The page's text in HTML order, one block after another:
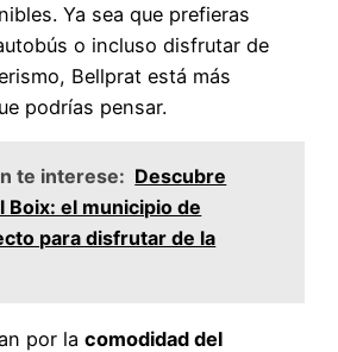
Ya sea que prefieras
o incluso disfrutar de
Bellprat está más
podrías pensar.
te interese: Descubre
Boix: el municipio de
para disfrutar de la
por la comodidad del